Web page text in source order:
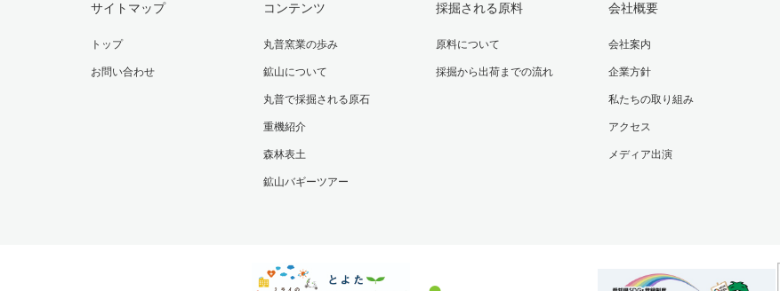
サイトマップ
トップ
お問い合わせ
コンテンツ
丸普窯業の歩み
鉱山について
丸普で採掘される原石
重機紹介
森林表土
鉱山バギーツアー
採掘される原料
原料について
採掘から出荷までの流れ
会社概要
会社案内
企業方針
私たちの取り組み
アクセス
メディア出演